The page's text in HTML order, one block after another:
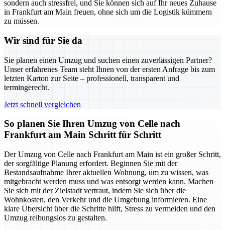
sondern auch stressfrei, und Sie können sich auf Ihr neues Zuhause
in Frankfurt am Main freuen, ohne sich um die Logistik kümmern
zu müssen.
Wir sind für Sie da
Sie planen einen Umzug und suchen einen zuverlässigen Partner?
Unser erfahrenes Team steht Ihnen von der ersten Anfrage bis zum
letzten Karton zur Seite – professionell, transparent und
termingerecht.
Jetzt schnell vergleichen
So planen Sie Ihren Umzug von Celle nach
Frankfurt am Main Schritt für Schritt
Der Umzug von Celle nach Frankfurt am Main ist ein großer Schritt,
der sorgfältige Planung erfordert. Beginnen Sie mit der
Bestandsaufnahme Ihrer aktuellen Wohnung, um zu wissen, was
mitgebracht werden muss und was entsorgt werden kann. Machen
Sie sich mit der Zielstadt vertraut, indem Sie sich über die
Wohnkosten, den Verkehr und die Umgebung informieren. Eine
klare Übersicht über die Schritte hilft, Stress zu vermeiden und den
Umzug reibungslos zu gestalten.